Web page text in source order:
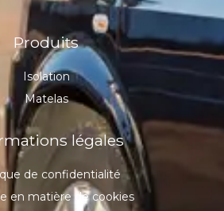
Produits
Isolation
Matelas
légales
de confidentialité
en matière de cookies